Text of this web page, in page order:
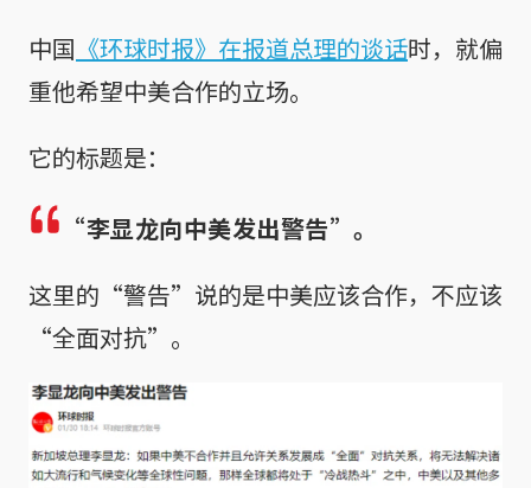
中国 《环球时报》在报道总理的谈话时，就偏
重他希望中美合作的立场。
它的标题是：
“李显龙向中美发出警告”。
这里的“警告”说的是中美应该合作，不应该
“全面对抗”。